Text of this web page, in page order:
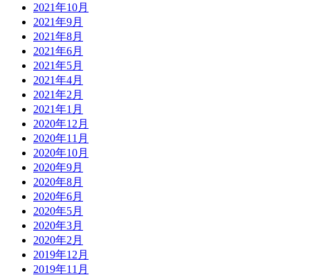
2021年10月
2021年9月
2021年8月
2021年6月
2021年5月
2021年4月
2021年2月
2021年1月
2020年12月
2020年11月
2020年10月
2020年9月
2020年8月
2020年6月
2020年5月
2020年3月
2020年2月
2019年12月
2019年11月